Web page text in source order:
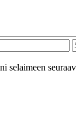
selaimeen